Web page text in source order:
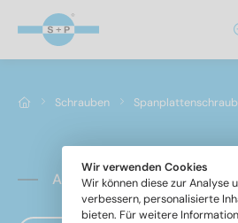
Schrauben
Artikel 9242 brüniert -
Wir verwenden Cookies
Wir können diese zur Analyse
verbessern, personalisierte
bieten. Für weitere